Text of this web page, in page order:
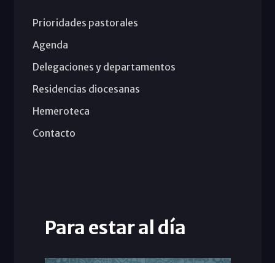
Prioridades pastorales
Agenda
Delegaciones y departamentos
Residencias diocesanas
Hemeroteca
Contacto
Para estar al día